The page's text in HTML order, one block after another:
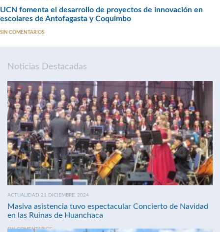
UCN fomenta el desarrollo de proyectos de innovación en
escolares de Antofagasta y Coquimbo
SIN COMENTARIOS
Noticias Destacadas
ACTUALIDAD 21 DICIEMBRE, 2024
Masiva asistencia tuvo espectacular Concierto de Navidad
en las Ruinas de Huanchaca
SIN COMENTARIOS